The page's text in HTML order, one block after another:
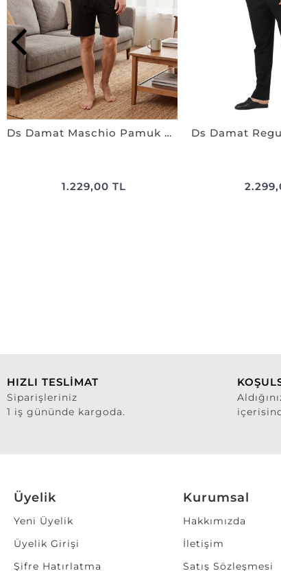
Ds Damat Maschio Pamuk Şort Takım SİYAH
1.229,00 TL
HIZLI TESLİMAT
Siparişleriniz
1 iş gününde kargoda.
Üyelik
Yeni Üyelik
Üyelik Girişi
Şifre Hatırlatma
Kurumsal
Hakkımızda
İletişim
Satış Sözleşmesi